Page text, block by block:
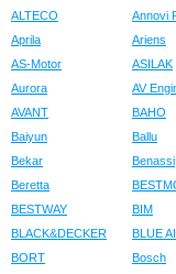
ALTECO
Annovi
Aprila
Ariens
AS-Motor
ASILAK
Aurora
AV
AVANT
BAHO
Baiyun
Ballu
Bekar
Benassi
Beretta
BESTWAY
BIM
BLACK&DECKER
BLUE
BORT
Bosch